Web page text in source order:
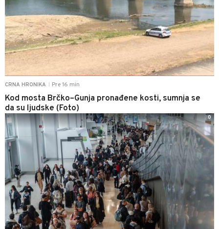
CRNA HRONIKA Pre 16 min
Kod mosta Brčko–Gunja pronađene kosti, sumnja se
da su ljudske (Foto)
0